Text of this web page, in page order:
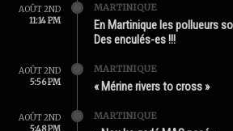
AOÛT 2ND
11:14 PM
MARTINIQUE
En Martinique les pollueurs
Des enculés-es !!!
AOÛT 2ND
5:56 PM
MARTINIQUE
« Mérine rivers to cross »
AOÛT 2ND
5:48 PM
MARTINIQUE